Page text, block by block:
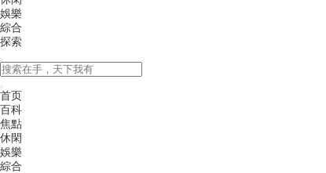
娛樂
綜合
探索
首页
百科
焦點
休閑
娛樂
綜合